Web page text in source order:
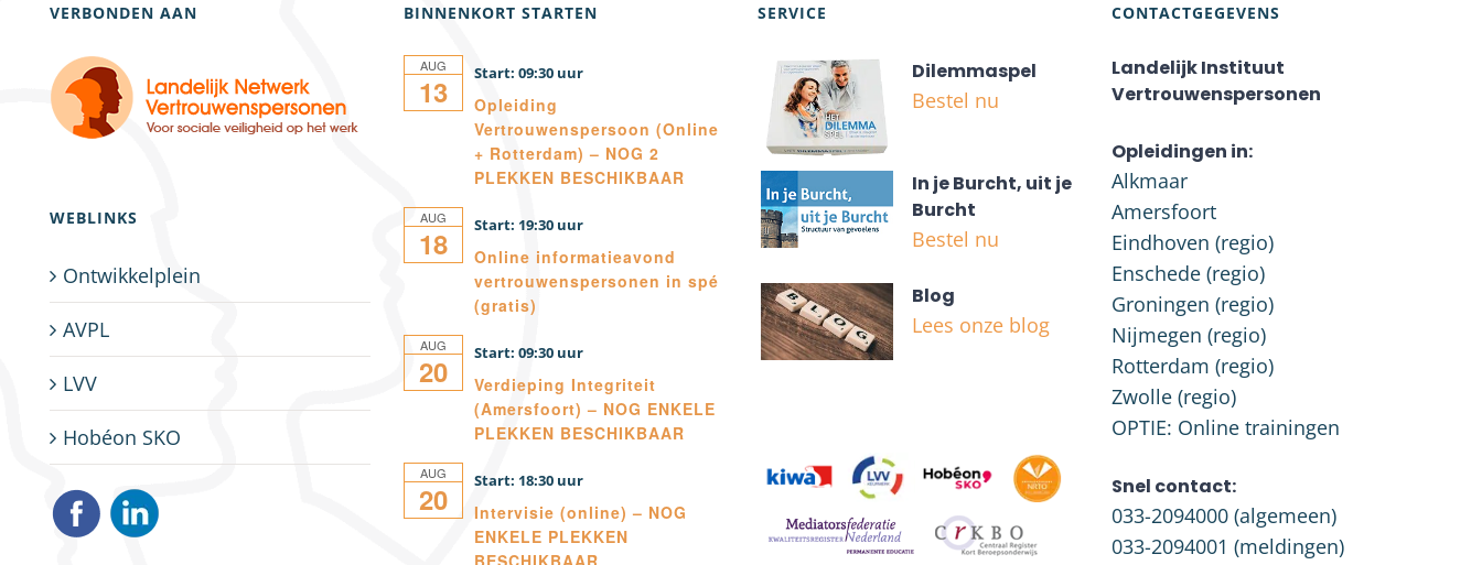
VERBONDEN AAN
WEBLINKS
Ontwikkelplein
AVPL
LVV
Hobéon SKO
BINNENKORT STARTEN
AUG
13 09:30
Opleiding
Vertrouwenspersoon (Online
+ Rotterdam) – NOG 2
PLEKKEN BESCHIKBAAR
AUG
18 19:30
Online informatieavond
vertrouwenspersonen in spé
(gratis)
AUG
20 09:30
Verdieping Integriteit
(Amersfoort) – NOG ENKELE
PLEKKEN BESCHIKBAAR
AUG
20 18:30
Intervisie (online) – NOG
ENKELE PLEKKEN
BESCHIKBAAR
SERVICE
Dilemmaspel
Bestel nu
In je Burcht, uit je
Burcht
Bestel nu
Blog
Lees onze blog
CONTACTGEGEVENS
Landelijk Instituut
Vertrouwenspersonen
Opleidingen in:
Alkmaar
Amersfoort
Eindhoven (regio)
Enschede (regio)
Groningen (regio)
Nijmegen (regio)
Rotterdam (regio)
Zwolle (regio)
OPTIE: Online trainingen
Snel contact:
033-2094000 (algemeen)
033-2094001 (meldingen)